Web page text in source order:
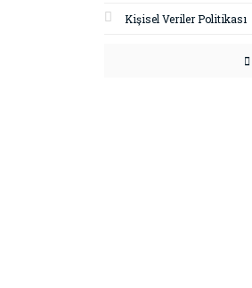
Kişisel Veriler Politikası